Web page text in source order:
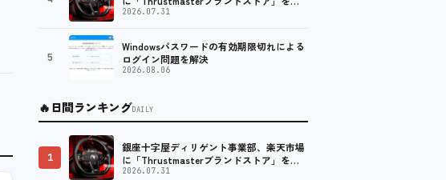
ープン。記念キャンペーンでポイントアッ
ローラーを中心に、幅広くラインナップ
2026.07.31
5
Windowsパスワードの有効期限切れによる
ログイン問題を解決
2026.08.06
🔥日間ランキングDAILY
1
銀座十字屋ディリゲント事業部、楽天市場
に「Thrustmasterブランドストア」をオ
ープン。記念キャンペーンでポイントアッ
2026.07.31